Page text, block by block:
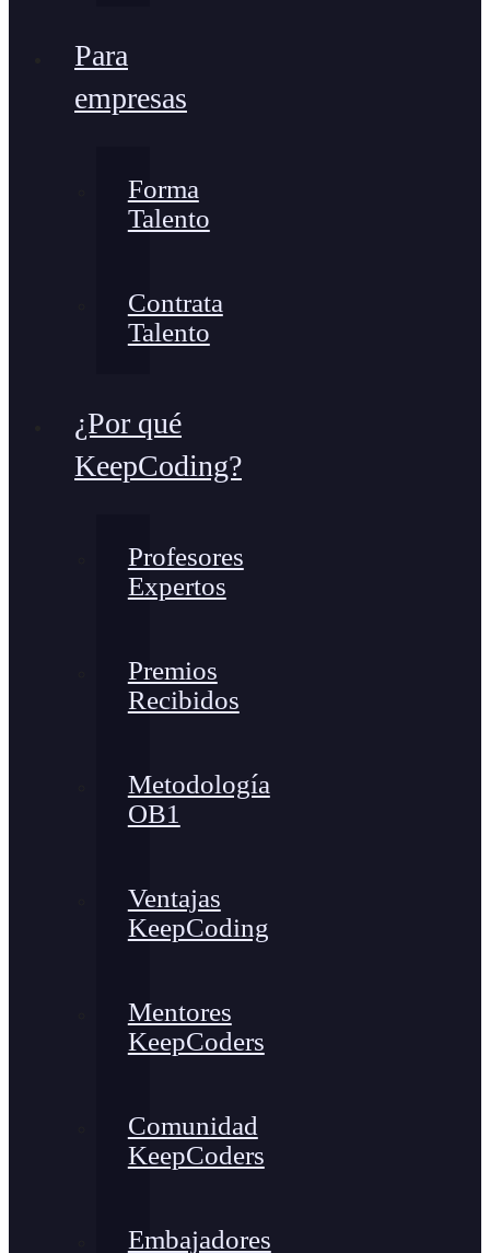
Para
empresas
Forma
Talento
Contrata
Talento
¿Por qué
KeepCoding?
Profesores
Expertos
Premios
Recibidos
Metodología
OB1
Ventajas
KeepCoding
Mentores
KeepCoders
Comunidad
KeepCoders
Embajadores